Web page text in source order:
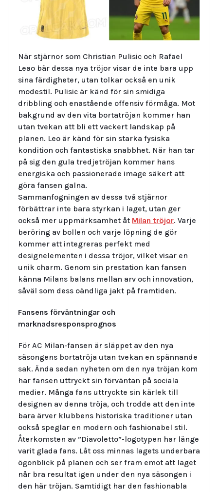
När stjärnor som Christian Pulisic och Rafael
Leao bär dessa nya tröjor visar de inte bara upp
sina färdigheter, utan tolkar också en unik
modestil. Pulisic är känd för sin smidiga
dribbling och enastående offensiv förmåga. Mot
bakgrund av den vita bortatröjan kommer han
utan tvekan att bli ett vackert landskap på
planen. Leo är känd för sin starka fysiska
kondition och fantastiska snabbhet. När han tar
på sig den gula tredjetröjan kommer hans
energiska och passionerade image säkert att
göra fansen galna.
Sammanfogningen av dessa två stjärnor
förbättrar inte bara styrkan i laget, utan ger
också mer uppmärksamhet åt Milan tröjor. Varje
beröring av bollen och varje löpning de gör
kommer att integreras perfekt med
designelementen i dessa tröjor, vilket visar en
unik charm. Genom sin prestation kan fansen
känna Milans balans mellan arv och innovation,
såväl som dess oändliga jakt på framtiden.
Fansens förväntningar och
marknadsresponsprognos
För AC Milan-fansen är släppet av den nya
säsongens bortatröja utan tvekan en spännande
sak. Ända sedan nyheten om den nya tröjan kom
har fansen uttryckt sin förväntan på sociala
medier. Många fans uttryckte sin kärlek till
designen av denna tröja, och trodde att den inte
bara ärver klubbens historiska traditioner utan
också speglar en modern och fashionabel stil.
Återkomsten av ”Diavoletto”-logotypen har länge
varit glada fans. Låt oss minnas lagets underbara
ögonblick på planen och ser fram emot att laget
når bra resultat igen under den nya säsongen i
den här tröjan. Samtidigt har den fashionabla